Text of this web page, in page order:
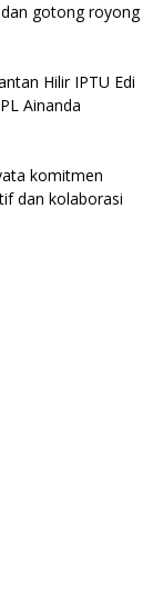
gotong royong
Hilir IPTU Edi
Ainanda
komitmen
dan kolaborasi